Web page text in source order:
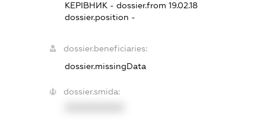
КЕРІВНИК- dossier.from 19.02.18
dossier.position -
dossier.beneficiaries:
dossier.missingData
dossier.smida: